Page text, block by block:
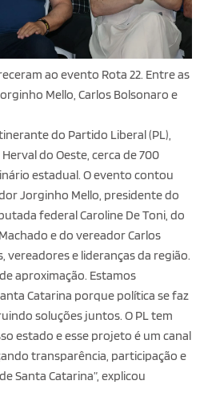
ao evento Rota 22. Entre as
Mello, Carlos Bolsonaro e
do Partido Liberal (PL),
do Oeste, cerca de 700
estadual. O evento contou
Jorginho Mello, presidente do
federal Caroline De Toni, do
e do vereador Carlos
vereadores e lideranças da região.
aproximação. Estamos
Catarina porque política se faz
soluções juntos. O PL tem
estado e esse projeto é um canal
transparência, participação e
Santa Catarina”, explicou